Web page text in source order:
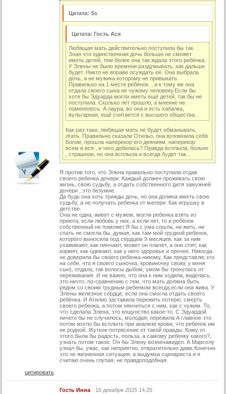
70 серия
71 серия
72 серия
86 серия
Цитата: Ss
Цитата: Гость Ася
Любящая мать действительно поступила бы так.
Зная что единственная дочь больше не сможет
иметь детей, тем более она так ждала этого ребёнка.
У Элены не было времени раздумывать, как дальше
будет. Никто не вправе осуждать её. Она выбрала
дочь, а не мужика которому не привыкать.
Правильно на 1 месте ребёнок. , и к тому же она
отдала своего сына не чужому человеку.Если бы
хотя бы Эдуарда могла иметь ещё детей, так бы не
поступила. Сколько лет прошло, а мнение не
поменялось. А лаура, во она и есть хабалка,
вульгарная, ещё считается с высшего общества.
Как раз-таки, любящая мать не будет обманывать,
лгать. Правильно сказали Отильо, она возомнила себя
Богом, прошла наперекор его деяниям, наперекор
всем и вся , и чего добилась? Правда всплыла, больно
, страшное, но она всплыла и всегда будет так...
Я против того, что Элена правильно поступила отдав
своего ребенка дочери. Каждый должен проживать свою
жизнь, свою судьбу, а отдать собственного дитя замужней
дочери , это безумие.
Да будь она хоть трижды дочь, но она должна иметь свою
судьбу, а не получать ребенка от матери. Как игрушку в
детстве.
Она не одна, живет с мужем, могли ребенка взять из
приюта, если любовь у них, а если нет, то и ребёнок
собственный не поможет.Я бы с ума сошла, ни жить, ни
спать не смогла бы, думая, как там мой грудной ребенок,
которого выносила под сердцем 9 месяцев, как за ним
ухаживают, как нянчают, может он плачет, а они спят, как
кормят, как одевают, как у него здоровье и прочее. Никогда
не доверила бы своего ребенка никому, Как представлю это
на себе, что я своего сыночка, кровиночку свою( у меня
сын), отдала, так волосы дыбом, умом бы тронулась от
переживания. И не важно, что она к ним ходила, виделась,
это ничто, по-сравнению с тем, что мать должна быть
рядом со своим грудным ребенком всегда,если она жива. У
Элены железное сердце, если она смогла отдать своего
ребёнка. И Атилио заставила пережить потерю, смерть
своего ребенка, а потом нянчиться с ним, как с чужим. То,
что сделала Элена, это кощунство какое-то. С Эдуардой
ничего бы не случилось, молодая, пережила А главное это
потом могло бы всплыть при анализе крови, что ребенок им
не родной. Жуткое потрясение от такой правды. Кому от
этого была бы радость, польза, а самому ребенку какого?,
узнать потом такое. Он бы Элену возненавидел. А Марселу
узнал бы, ужас, как неприятно, отвратительно даже.Конечно
это не жизненная ситуация, а выдумка сценариста и я
считаю очень глупая, не правдоподобная.
цитировать
Гость Инна 16 декабря 2025 14:25